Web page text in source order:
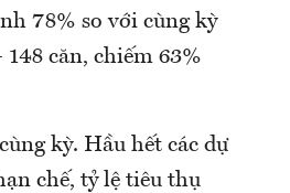
78% so với cùng kỳ
căn, chiếm 63%
kỳ. Hầu hết các dự
chế, tỷ lệ tiêu thụ